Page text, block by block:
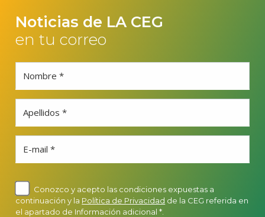
Noticias de LA CEG
en tu correo
Nombre *
Apellidos *
E-mail *
Conozco y acepto las condiciones expuestas a
continuación y la Política de Privacidad de la CEG referida en
el apartado de Información adicional *.